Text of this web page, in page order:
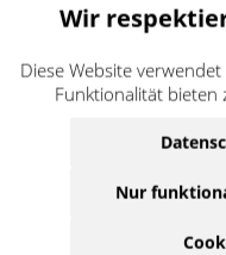
Baujahr:
1993
Wir
Diese Website
Funktionalität bieten
Nur